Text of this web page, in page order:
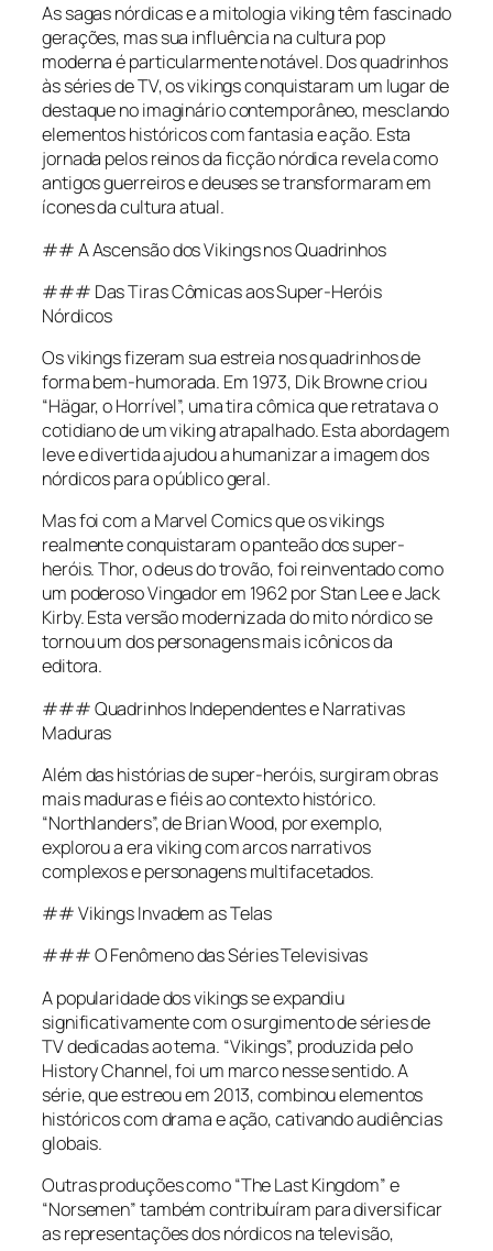
As sagas nórdicas e a mitologia viking têm fascinado
gerações, mas sua influência na cultura pop
moderna é particularmente notável. Dos quadrinhos
às séries de TV, os vikings conquistaram um lugar de
destaque no imaginário contemporâneo, mesclando
elementos históricos com fantasia e ação. Esta
jornada pelos reinos da ficção nórdica revela como
antigos guerreiros e deuses se transformaram em
ícones da cultura atual.
## A Ascensão dos Vikings nos Quadrinhos
### Das Tiras Cômicas aos Super-Heróis
Nórdicos
Os vikings fizeram sua estreia nos quadrinhos de
forma bem-humorada. Em 1973, Dik Browne criou
“Hägar, o Horrível”, uma tira cômica que retratava o
cotidiano de um viking atrapalhado. Esta abordagem
leve e divertida ajudou a humanizar a imagem dos
nórdicos para o público geral.
Mas foi com a Marvel Comics que os vikings
realmente conquistaram o panteão dos super-
heróis. Thor, o deus do trovão, foi reinventado como
um poderoso Vingador em 1962 por Stan Lee e Jack
Kirby. Esta versão modernizada do mito nórdico se
tornou um dos personagens mais icônicos da
editora.
### Quadrinhos Independentes e Narrativas
Maduras
Além das histórias de super-heróis, surgiram obras
mais maduras e fiéis ao contexto histórico.
“Northlanders”, de Brian Wood, por exemplo,
explorou a era viking com arcos narrativos
complexos e personagens multifacetados.
## Vikings Invadem as Telas
### O Fenômeno das Séries Televisivas
A popularidade dos vikings se expandiu
significativamente com o surgimento de séries de
TV dedicadas ao tema. “Vikings”, produzida pelo
History Channel, foi um marco nesse sentido. A
série, que estreou em 2013, combinou elementos
históricos com drama e ação, cativando audiências
globais.
Outras produções como “The Last Kingdom” e
“Norsemen” também contribuíram para diversificar
as representações dos nórdicos na televisão,